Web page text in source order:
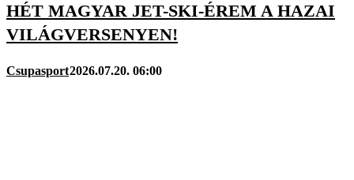
HÉT MAGYAR JET-SKI-ÉREM A HAZAI
VILÁGVERSENYEN!
Csupasport2026.07.20. 06:00